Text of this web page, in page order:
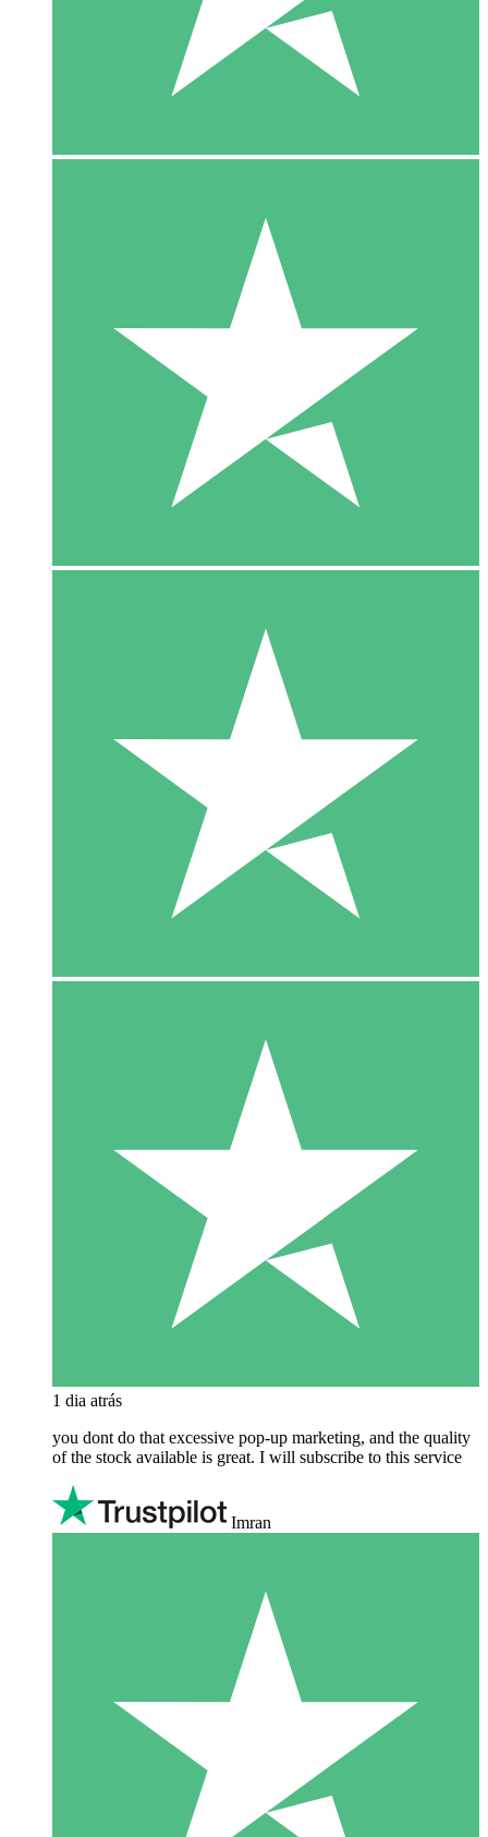
1 dia atrás
you dont do that excessive pop-up marketing, and the quality
of the stock available is great. I will subscribe to this service
Imran